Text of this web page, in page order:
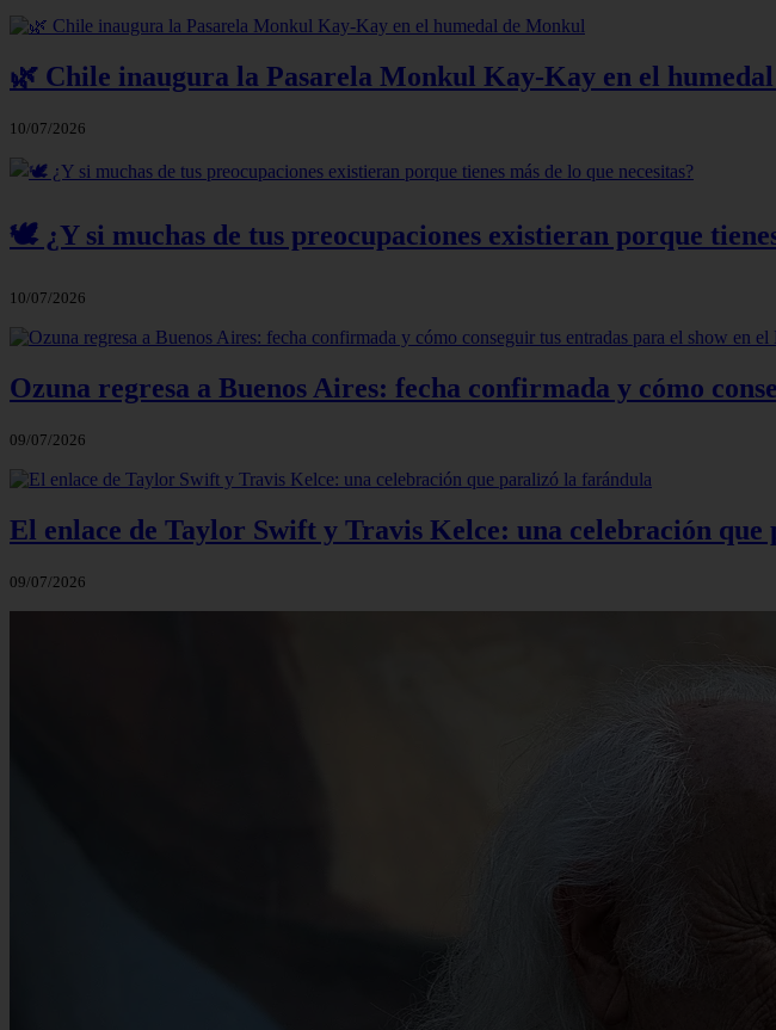
🌿 Chile inaugura la Pasarela Monkul Kay-Kay en el
10/07/2026
🕊️ ¿Y si muchas de tus preocupaciones existieran porque
10/07/2026
Ozuna regresa a Buenos Aires: fecha confirmada y cómo
09/07/2026
El enlace de Taylor Swift y Travis Kelce: una celebración
09/07/2026